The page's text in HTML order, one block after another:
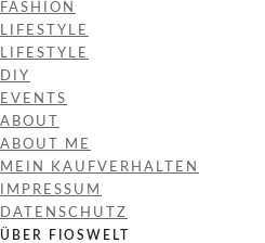
FASHION
LIFESTYLE
LIFESTYLE
DIY
EVENTS
ABOUT
ABOUT ME
MEIN KAUFVERHALTEN
IMPRESSUM
DATENSCHUTZ
ÜBER FIOSWELT